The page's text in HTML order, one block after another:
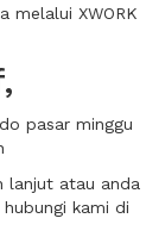
melalui XWORK
pasar minggu
lanjut atau anda
kami di